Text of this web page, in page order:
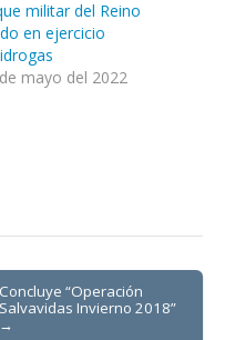
militar del Reino
en ejercicio
mayo del 2022
Concluye “Operación
Salvavidas Invierno 2018”
→